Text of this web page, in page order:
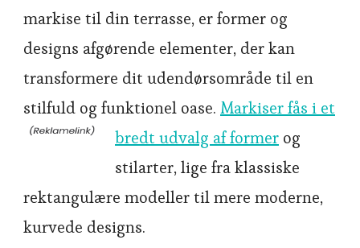
markise til din terrasse, er former og
designs afgørende elementer, der kan
transformere dit udendørsområde til en
stilfuld og funktionel oase. Markiser fås i et
bredt udvalg af former og
stilarter, lige fra klassiske
rektangulære modeller til mere moderne,
kurvede designs.